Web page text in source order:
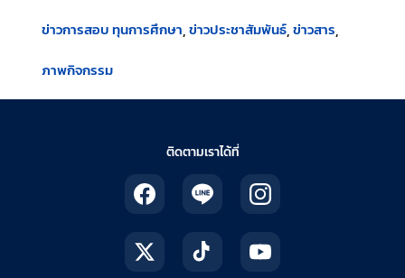
ข่าวการสอบ ทุนการศึกษา ข่าวประชาสัมพันธ์ ข่าวสาร
ภาพกิจกรรม
ติดตามเราได้ที่